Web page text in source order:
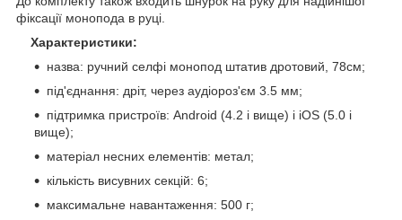
фіксації монопода в руці.
Характеристики:
назва: ручний селфі монопод штатив дротовий, 78см;
під'єднання: дріт, через аудіороз'єм 3.5 мм;
підтримка пристроїв: Android (4.2 і вище) і iOS (5.0 і
вище);
матеріал несних елементів: метал;
кількість висувних секцій: 6;
максимальне навантаження: 500 г;